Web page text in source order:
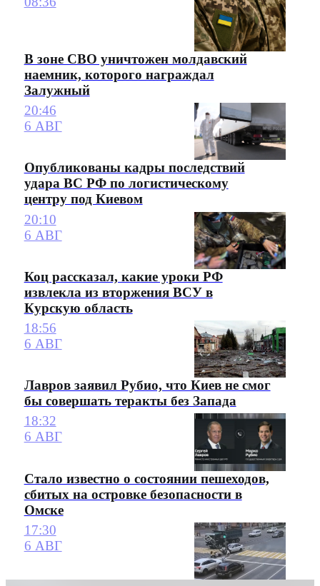
В зоне СВО уничтожен молдавский
наемник, которого награждал
Залужный
20:46
6 АВГ
Опубликованы кадры последствий
удара ВС РФ по логистическому
центру под Киевом
20:10
6 АВГ
Коц рассказал, какие уроки РФ
извлекла из вторжения ВСУ в
Курскую область
18:56
6 АВГ
Лавров заявил Рубио, что Киев не смог
бы совершать теракты без Запада
18:32
6 АВГ
Стало известно о состоянии пешеходов,
сбитых на островке безопасности в
Омске
17:30
6 АВГ